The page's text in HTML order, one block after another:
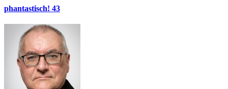
phantastisch! 43